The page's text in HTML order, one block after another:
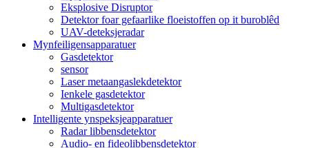
Eksplosive Disruptor
Detektor foar gefaarlike floeistoffen op it buroblêd
UAV-deteksjeradar
Mynfeiligensapparatuer
Gasdetektor
sensor
Laser metaangaslekdetektor
Ienkele gasdetektor
Multigasdetektor
Intelligente ynspeksjeapparatuer
Radar libbensdetektor
Audio- en fideolibbensdetektor